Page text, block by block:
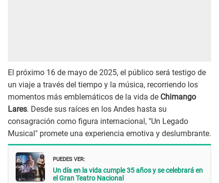
El próximo 16 de mayo de 2025, el público será testigo de
un viaje a través del tiempo y la música, recorriendo los
momentos más emblemáticos de la vida de Chimango
Lares. Desde sus raíces en los Andes hasta su
consagración como figura internacional, "Un Legado
Musical" promete una experiencia emotiva y deslumbrante.
PUEDES VER:
Un día en la vida cumple 35 años y se celebrará en
el Gran Teatro Nacional